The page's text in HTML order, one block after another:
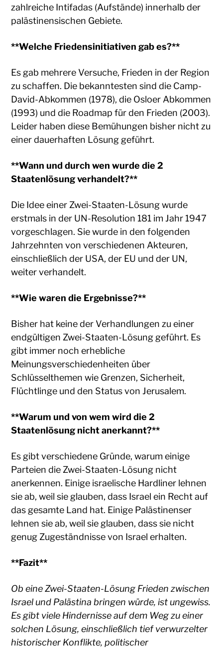
zahlreiche Intifadas (Aufstände) innerhalb der
palästinensischen Gebiete.
**Welche Friedensinitiativen gab es?**
Es gab mehrere Versuche, Frieden in der Region
zu schaffen. Die bekanntesten sind die Camp-
David-Abkommen (1978), die Osloer Abkommen
(1993) und die Roadmap für den Frieden (2003).
Leider haben diese Bemühungen bisher nicht zu
einer dauerhaften Lösung geführt.
**Wann und durch wen wurde die 2
Staatenlösung verhandelt?**
Die Idee einer Zwei-Staaten-Lösung wurde
erstmals in der UN-Resolution 181 im Jahr 1947
vorgeschlagen. Sie wurde in den folgenden
Jahrzehnten von verschiedenen Akteuren,
einschließlich der USA, der EU und der UN,
weiter verhandelt.
**Wie waren die Ergebnisse?**
Bisher hat keine der Verhandlungen zu einer
endgültigen Zwei-Staaten-Lösung geführt. Es
gibt immer noch erhebliche
Meinungsverschiedenheiten über
Schlüsselthemen wie Grenzen, Sicherheit,
Flüchtlinge und den Status von Jerusalem.
**Warum und von wem wird die 2
Staatenlösung nicht anerkannt?**
Es gibt verschiedene Gründe, warum einige
Parteien die Zwei-Staaten-Lösung nicht
anerkennen. Einige israelische Hardliner lehnen
sie ab, weil sie glauben, dass Israel ein Recht auf
das gesamte Land hat. Einige Palästinenser
lehnen sie ab, weil sie glauben, dass sie nicht
genug Zugeständnisse von Israel erhalten.
**Fazit**
Ob eine Zwei-Staaten-Lösung Frieden zwischen
Israel und Palästina bringen würde, ist ungewiss.
Es gibt viele Hindernisse auf dem Weg zu einer
solchen Lösung, einschließlich tief verwurzelter
historischer Konflikte, politischer